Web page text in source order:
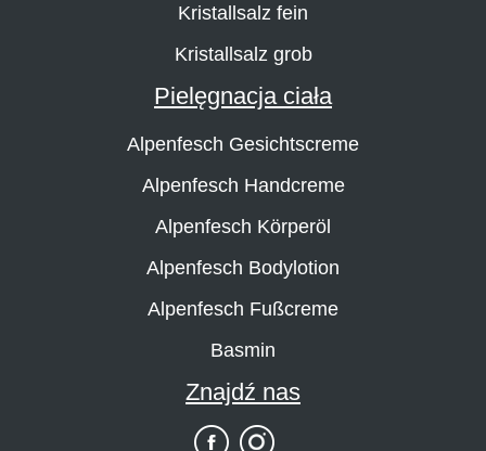
Kristallsalz fein
Kristallsalz grob
Pielęgnacja ciała
Alpenfesch Gesichtscreme
Alpenfesch Handcreme
Alpenfesch Körperöl
Alpenfesch Bodylotion
Alpenfesch Fußcreme
Basmin
Znajdź nas